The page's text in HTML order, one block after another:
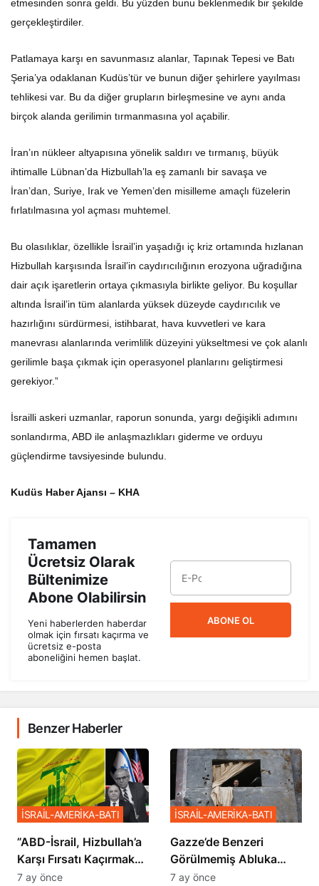
etmesinden sonra geldi. Bu yüzden bunu beklenmedik bir şekilde
gerçekleştirdiler.
Patlamaya karşı en savunmasız alanlar, Tapınak Tepesi ve Batı
Şeria’ya odaklanan Kudüs’tür ve bunun diğer şehirlere yayılması
tehlikesi var. Bu da diğer grupların birleşmesine ve aynı anda
birçok alanda gerilimin tırmanmasına yol açabilir.
İran’ın nükleer altyapısına yönelik saldırı ve tırmanış, büyük
ihtimalle Lübnan’da Hizbullah’la eş zamanlı bir savaşa ve
İran’dan, Suriye, Irak ve Yemen’den misilleme amaçlı füzelerin
fırlatılmasına yol açması muhtemel.
Bu olasılıklar, özellikle İsrail’in yaşadığı iç kriz ortamında hızlanan
Hizbullah karşısında İsrail’in caydırıcılığının erozyona uğradığına
dair açık işaretlerin ortaya çıkmasıyla birlikte geliyor. Bu koşullar
altında İsrail’in tüm alanlarda yüksek düzeyde caydırıcılık ve
hazırlığını sürdürmesi, istihbarat, hava kuvvetleri ve kara
manevrası alanlarında verimlilik düzeyini yükseltmesi ve çok alanlı
gerilimle başa çıkmak için operasyonel planlarını geliştirmesi
gerekiyor.”
İsrailli askeri uzmanlar, raporun sonunda, yargı değişikli adımını
sonlandırma, ABD ile anlaşmazlıkları giderme ve orduyu
güçlendirme tavsiyesinde bulundu.
Kudüs Haber Ajansı – KHA
Tamamen
Ücretsiz Olarak
Bültenimize
Abone Olabilirsin
Yeni haberlerden haberdar
olmak için fırsatı kaçırma ve
ücretsiz e-posta
aboneliğini hemen başlat.
ABONE OL
Benzer Haberler
​​​​​​​”ABD-İsrail, Hizbullah’a
Karşı Fırsatı Kaçırmak
İstemiyor”
İSRAİL-AMERİKA-BATI
7 ay önce
​​​​​​​Gazze’de Benzeri
Görülmemiş Abluka
Planı
İSRAİL-AMERİKA-BATI
7 ay önce